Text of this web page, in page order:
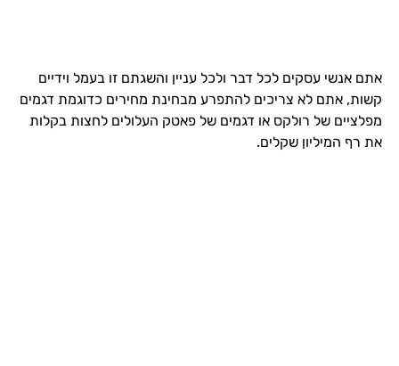
אתם אנשי עסקים לכל דבר ולכל עניין והשגתם זו בעמל וידיים
קשות, אתם לא צריכים להתפרע מבחינת מחירים כדוגמת דגמים
מפלציים של רולקס או דגמים של פאטק העלולים לחצות בקלות
את רף המיליון שקלים.